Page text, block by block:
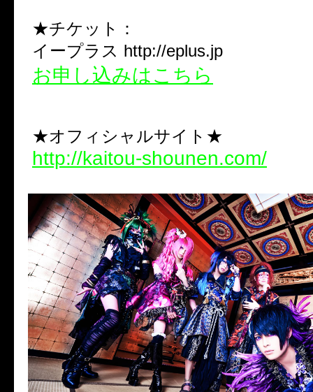
★チケット：
イープラス http://eplus.jp
お申し込みはこちら
★オフィシャルサイト★
http://kaitou-shounen.com/